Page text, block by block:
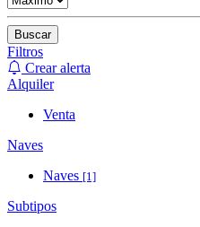
Buscar
Filtros
Crear alerta
Alquiler
Venta
Naves
Naves [1]
Subtipos